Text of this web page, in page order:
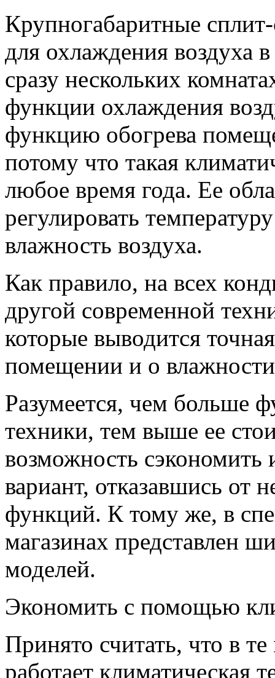
Крупногабаритные
для охлаждения воздуха
сразу нескольких
функции охлаждения
функцию обогрева
потому что такая
любое время года. Ее
регулировать
влажность воздуха.
Как правило, на всех
другой современной
которые выводится
помещении и о
Разумеется, чем больше
техники, тем выше ее
возможность
вариант, отказавшись от
функций. К тому же, в
магазинах представлен
моделей.
Экономить с помощью
Принято считать, что в
работает климатическая